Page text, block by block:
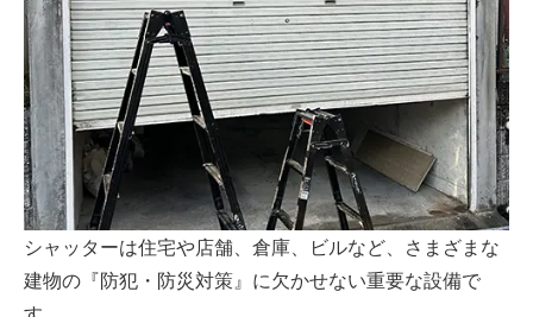
シャッターは住宅や店舗、倉庫、ビルなど、さまざまな
建物の『防犯・防災対策』に欠かせない重要な設備で